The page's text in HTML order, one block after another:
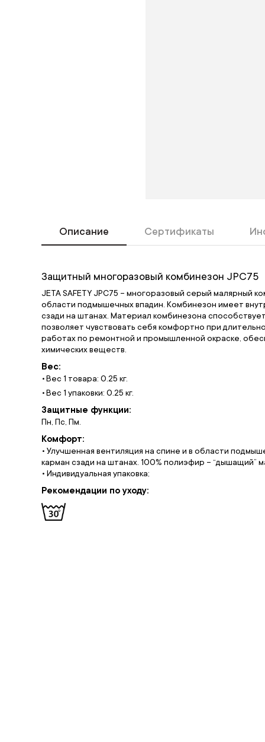
Описание Сертификаты
Защитный многоразовый комбинезон JPC75
JETA SAFETY JPC75 – многоразовый серый малярный
области подмышечных впадин. Комбинезон имеет
сзади на штанах. Материал комбинезона
позволяет чувствовать себя комфортно при
работах по ремонтной и промышленной окраске,
химических веществ.
Вес:
Вес 1 товара: 0.25 кг.
Вес 1 упаковки: 0.25 кг.
Защитные функции:
Пн, Пс, Пм.
Комфорт:
• Улучшенная вентиляция на спине и в области
карман сзади на штанах. 100% полиэфир – “дышащий”
• Индивидуальная упаковка;
Рекомендации по уходу: